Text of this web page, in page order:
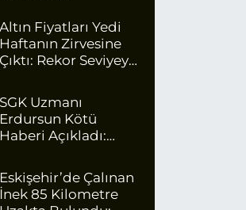
Altın Fiyatları Yedi
Haftanın Zirvesine
Çıktı: Rekor Seviyeye
SGK Uzmanı
Erdursun Kötü
Haberi Açıkladı:
İçin Net Rakam
Eskişehir’de Çalınan
İnek 85 Kilometre